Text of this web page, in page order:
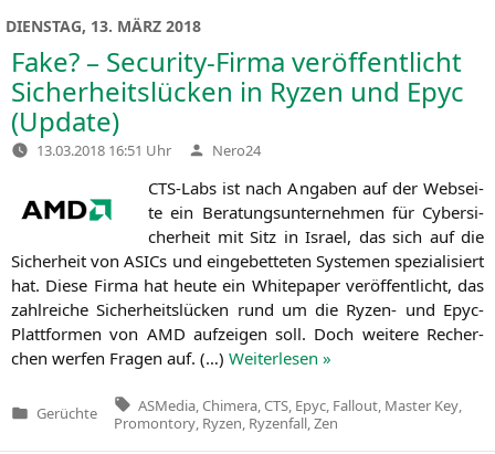
DIENSTAG, 13. MÄRZ 2018
Fake? – Security-Firma veröffentlicht
Sicherheitslücken in Ryzen und Epyc
(Update)
13.03.2018 16:51 Uhr Verfasst
von
Nero24
CTS-Labs ist nach Anga­ben auf der Web­sei­
te ein Bera­tungs­un­ter­neh­men für Cyber­si­
cher­heit mit Sitz in Isra­el, das sich auf die
Sicher­heit von ASICs und ein­ge­bet­te­ten Sys­te­men spe­zia­li­siert
hat. Die­se Fir­ma hat heu­te ein White­pa­per ver­öf­fent­licht, das
zahl­rei­che Sicher­heits­lü­cken rund um die Ryzen- und Epyc-
Platt­for­men von AMD auf­zei­gen soll. Doch wei­te­re Recher­
chen wer­fen Fra­gen auf. (…) Wei­ter­le­sen »
Veröffentlicht
Gerüchte
Tags:
ASMedia Chimera CTS Epyc Fallout Master Key
Promontory, Ryzen Ryzenfall, Zen